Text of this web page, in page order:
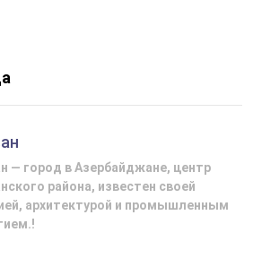
— город в Азербайджане, центр
района, известен своей
архитектурой и промышленным